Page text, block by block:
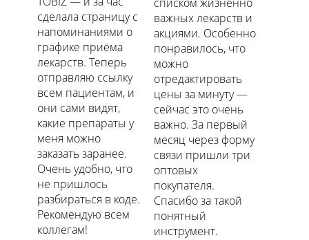
сделала страницу с
напоминаниями о
графике приёма
лекарств. Теперь
отправляю ссылку
всем пациентам, и
они сами видят,
какие препараты у
меня можно
заказать заранее.
Очень удобно, что
не пришлось
разбираться в коде.
Рекомендую всем
коллегам!
важных лекарств и
акциями. Особенно
понравилось, что
можно
отредактировать
цены за минуту —
сейчас это очень
важно. За первый
месяц через форму
связи пришли три
оптовых
покупателя.
Спасибо за такой
понятный
инструмент.